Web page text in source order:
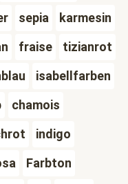
sepia
karmesin
fraise
tizianrot
isabellfarben
chamois
indigo
Farbton